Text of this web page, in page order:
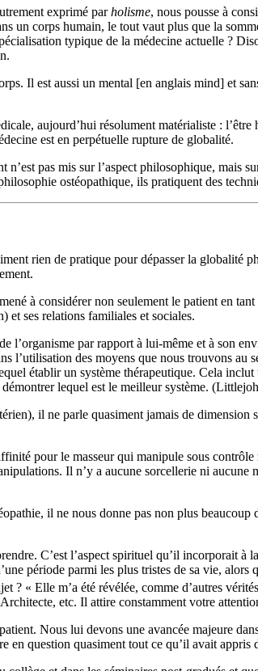
exprimé parholisme, nous pousse à
un corps humain, le tout vaut plus que la
typique de la médecine actuelle ?
Il est aussi un mental [en anglais mind] et
aujourd’hui résolument matérialiste :
est en perpétuelle rupture de globalité.
pas mis sur l’aspect philosophique, mais
ostéopathique, ils pratiquent des
rien de pratique pour dépasser la globalité
à considérer non seulement le patient en
et ses relations familiales et sociales.
l’organisme par rapport à lui-même et à son
des moyens que nous trouvons au
établir un système thérapeutique. Cela inclut
lequel est le meilleur système.
il ne parle quasiment jamais de dimension
pour le masseur qui manipule sous
Il n’y a aucune sorcellerie ni aucune
il ne nous donne pas non plus beaucoup
C’est l’aspect spirituel qu’il incorporait à
période parmi les plus tristes de sa vie, alors
? « Elle m’a été révélée, comme d’autres
etc. Il attire constamment votre
Nous lui devons une avancée majeure
en question quasiment tout ce qu’il avait